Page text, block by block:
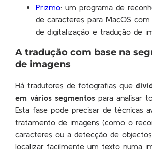
Prizmo: um programa de
de caracteres para MacOS com
de digitalização e tradução de
A tradução com base na
de imagens
Há tradutores de fotografias que
em vários segmentos para analisar
Esta fase pode precisar de técnicas
tratamento de imagens (como o
caracteres ou a detecção de
localizar facilmente um texto numa